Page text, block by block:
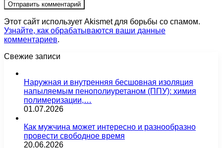
Этот сайт использует Akismet для борьбы со спамом.
Узнайте, как обрабатываются ваши данные
комментариев.
Свежие записи
Наружная и внутренняя бесшовная изоляция
напыляемым пенополиуретаном (ППУ): химия
полимеризации,…
01.07.2026
Как мужчина может интересно и разнообразно
провести свободное время
20.06.2026